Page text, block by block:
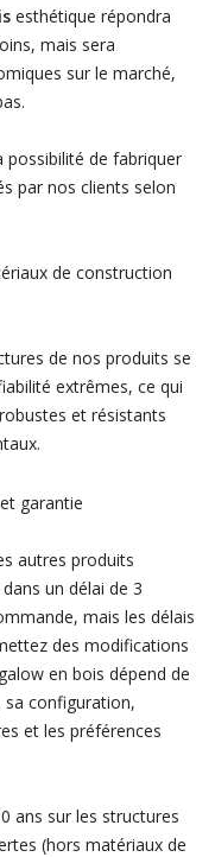
esthétique répondra
mais sera
sur le marché,
de fabriquer
par nos clients selon
de construction
de nos produits se
extrêmes, ce qui
et résistants
garantie
autres produits
un délai de 3
mais les délais
des modifications
en bois dépend de
sa configuration,
et les préférences
ans sur les structures
(hors matériaux de